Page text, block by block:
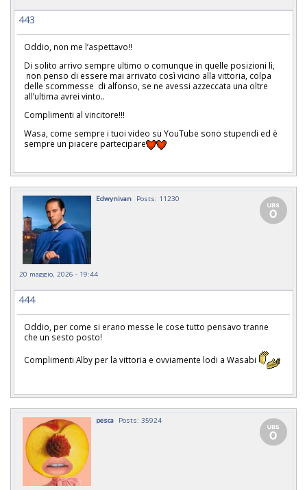
443
Oddio, non me l’aspettavo!!
Di solito arrivo sempre ultimo o comunque in quelle posizioni lì,
non penso di essere mai arrivato così vicino alla vittoria, colpa
delle scommesse di alfonso, se ne avessi azzeccata una oltre
all’ultima avrei vinto..
Complimenti al vincitore!!!
Wasa, come sempre i tuoi video su YouTube sono stupendi ed è
sempre un piacere partecipare
Edwynivan Posts: 11230
20 maggio, 2026 - 19:44
444
Oddio, per come si erano messe le cose tutto pensavo tranne
che un sesto posto!
Complimenti Alby per la vittoria e ovviamente lodi a Wasabi
pesca Posts: 35924